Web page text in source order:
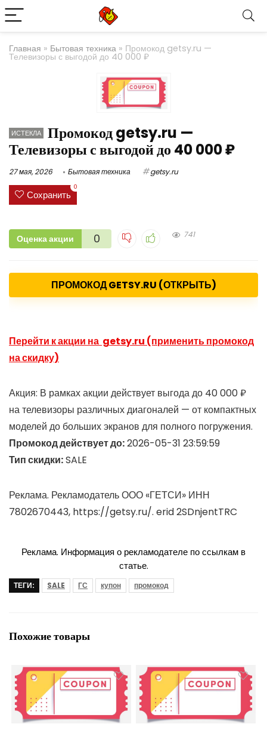
Главная » Бытовая техника » Промокод getsy.ru —
Телевизоры с выгодой до 40 000 ₽
ИСТЕКЛА
Промокод getsy.ru —
Телевизоры с выгодой до 40 000 ₽
27 мая, 2026 Бытовая техника getsy.ru
Сохранить
0
Оценка акции 0 741
ПРОМОКОД GETSY.RU (ОТКРЫТЬ)
Перейти к акции на getsy.ru (применить промокод
на скидку)
Акция: В рамках акции действует выгода до 40 000 ₽
на телевизоры различных диагоналей — от компактных
моделей до больших экранов для полного погружения.
Промокод действует до:2026-05-31 23:59:59
Тип скидки:SALE
Реклама. Рекламодатель ООО «ГЕТСИ» ИНН
7802670443, https://getsy.ru/. erid 2SDnjentTRC
Реклама. Информация о рекламодателе по ссылкам в
статье.
ТЕГИ: SALE ГС купон промокод
Похожие товары